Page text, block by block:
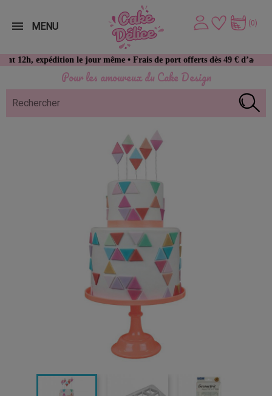
Pour les amoureux du Cake Design
expédition le jour même • Frais de port offerts dès 49 € d’achat
(0)
MENU